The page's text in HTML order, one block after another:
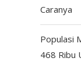
Caranya
Populasi
468 Ribu